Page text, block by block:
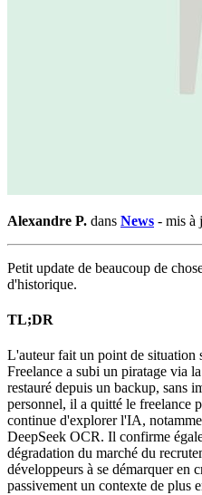
Alexandre P. dans News - mis à
Petit update de beaucoup de
d'historique.
TL;DR
L'auteur fait un point de situation
Freelance a subi un piratage via
restauré depuis un backup, sans
personnel, il a quitté le freelance
continue d'explorer l'IA,
DeepSeek OCR. Il confirme
dégradation du marché du
développeurs à se démarquer en
passivement un contexte de plus